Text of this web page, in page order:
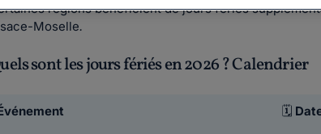
régions bénéficient de jours fériés
Moselle.
sont les jours fériés en 2026 ? Calendrier
🗓